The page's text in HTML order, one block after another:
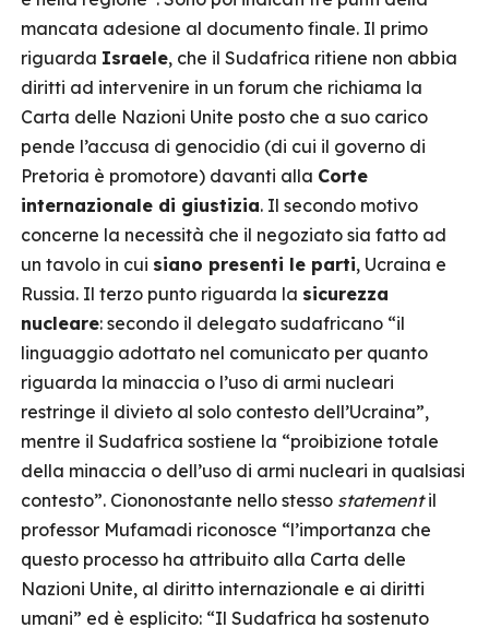
mancata adesione al documento finale. Il primo
riguarda Israele, che il Sudafrica ritiene non abbia
diritti ad intervenire in un forum che richiama la
Carta delle Nazioni Unite posto che a suo carico
pende l’accusa di genocidio (di cui il governo di
Pretoria è promotore) davanti alla Corte
internazionale di giustizia. Il secondo motivo
concerne la necessità che il negoziato sia fatto ad
un tavolo in cui siano presenti le parti, Ucraina e
Russia. Il terzo punto riguarda la sicurezza
nucleare: secondo il delegato sudafricano “il
linguaggio adottato nel comunicato per quanto
riguarda la minaccia o l’uso di armi nucleari
restringe il divieto al solo contesto dell’Ucraina”,
mentre il Sudafrica sostiene la “proibizione totale
della minaccia o dell’uso di armi nucleari in qualsiasi
contesto”. Ciononostante nello stesso statementil
professor Mufamadi riconosce “l’importanza che
questo processo ha attribuito alla Carta delle
Nazioni Unite, al diritto internazionale e ai diritti
umani” ed è esplicito: “Il Sudafrica ha sostenuto